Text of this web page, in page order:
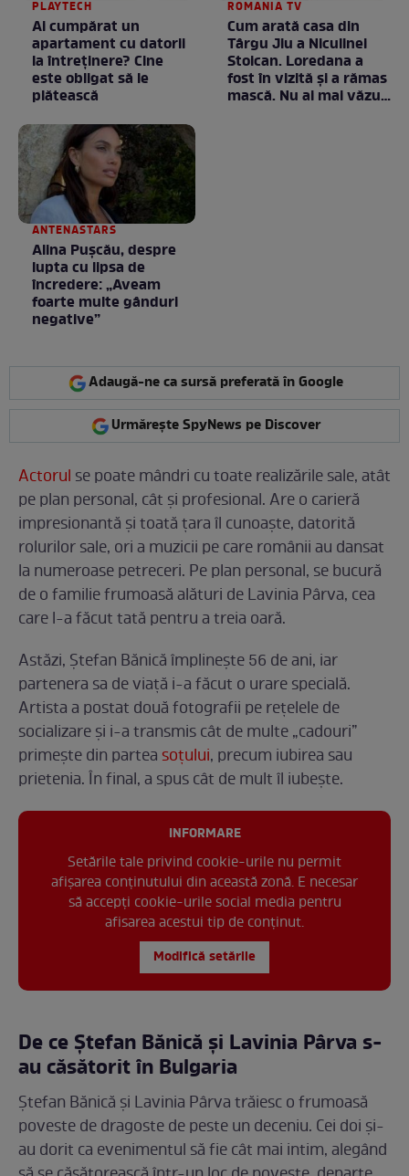
PLAYTECH
Ai cumpărat un
apartament cu datorii
la întreținere? Cine
este obligat să le
plătească
ROMANIA TV
Cum arată casa din
Târgu Jiu a Niculinei
Stoican. Loredana a
fost în vizită și a rămas
mască. Nu ai mai văzut
ANTENASTARS
Alina Pușcău, despre
lupta cu lipsa de
încredere: „Aveam
foarte multe gânduri
negative”
Adaugă-ne ca sursă preferată în Google
Urmărește SpyNews pe Discover
Actorul se poate mândri cu toate realizările sale, atât
pe plan personal, cât și profesional. Are o carieră
impresionantă și toată țara îl cunoaște, datorită
rolurilor sale, ori a muzicii pe care românii au dansat
la numeroase petreceri. Pe plan personal, se bucură
de o familie frumoasă alături de Lavinia Pârva, cea
care l-a făcut tată pentru a treia oară.
Astăzi, Ștefan Bănică împlinește 56 de ani, iar
partenera sa de viață i-a făcut o urare specială.
Artista a postat două fotografii pe rețelele de
socializare și i-a transmis cât de multe „cadouri”
primește din partea soțului, precum iubirea sau
prietenia. În final, a spus cât de mult îl iubește.
INFORMARE
Setările tale privind cookie-urile nu permit
afișarea conținutului din această zonă. E necesar
să accepți cookie-urile social media pentru
afisarea acestui tip de conținut.
Modifică setările
De ce Ștefan Bănică și Lavinia Pârva s-
au căsătorit în Bulgaria
Ștefan Bănică și Lavinia Pârva trăiesc o frumoasă
poveste de dragoste de peste un deceniu. Cei doi și-
au dorit ca evenimentul să fie cât mai intim, alegând